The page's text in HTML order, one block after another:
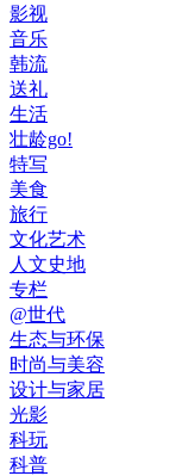
影视
音乐
韩流
送礼
生活
壮龄go!
特写
美食
旅行
文化艺术
人文史地
专栏
@世代
生态与环保
时尚与美容
设计与家居
光影
科玩
科普